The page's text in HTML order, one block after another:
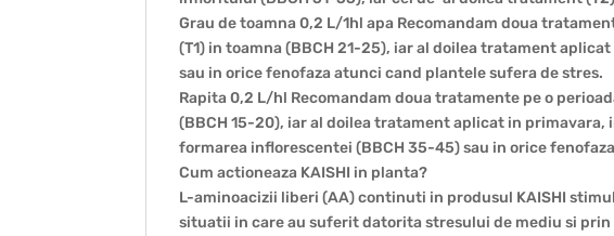
Grau de toamna 0,2 L/1hl apa Recomandam doua
(T1) in toamna (BBCH 21-25), iar al doilea tratament
sau in orice fenofaza atunci cand plantele sufera de stres.
Rapita 0,2 L/hl Recomandam doua tratamente pe o
(BBCH 15-20), iar al doilea tratament aplicat in
formarea inflorescentei (BBCH 35-45) sau in orice
Cum actioneaza KAISHI in planta?
L-aminoacizii liberi (AA) continuti in produsul KAISHI
situatii in care au suferit datorita stresului de mediu si